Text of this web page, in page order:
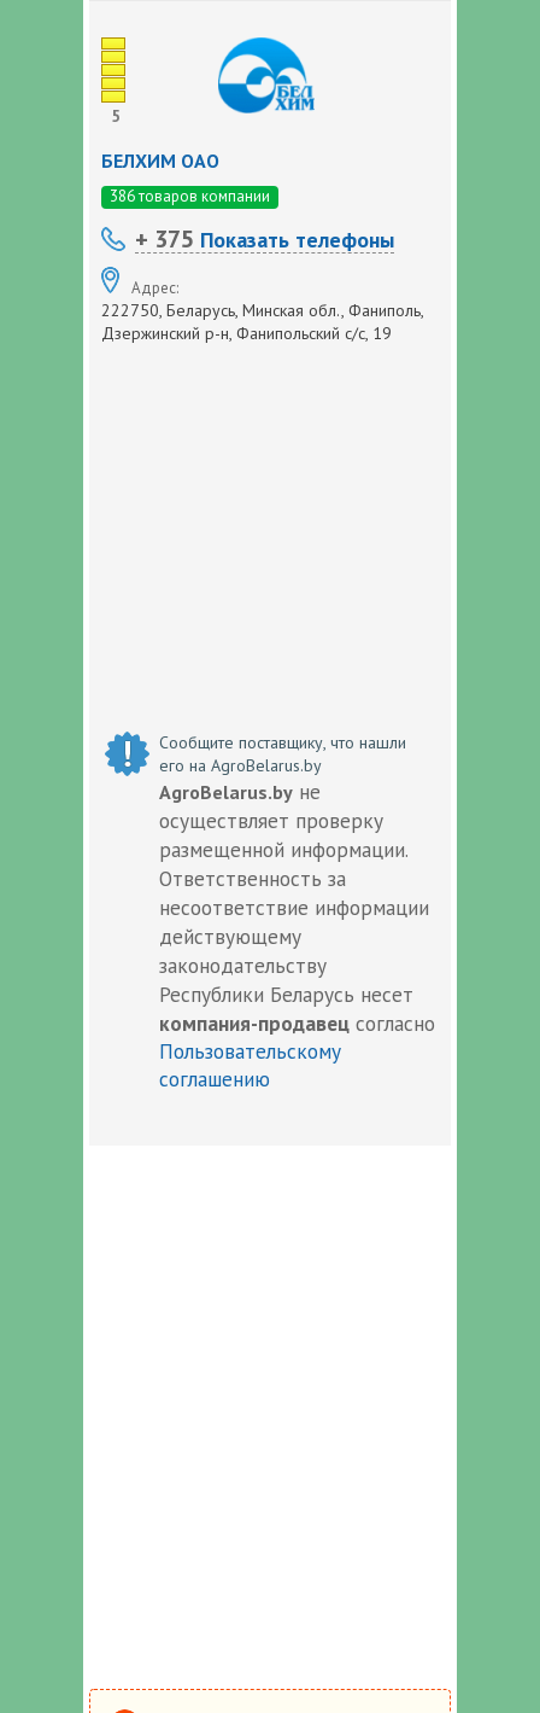
5
БЕЛХИМ ОАО
386 товаров компании
+ 375 Показать телефоны
Адрес:
222750, Беларусь, Минская обл., Фаниполь,
Дзержинский р-н, Фанипольский с/с, 19
Сообщите поставщику, что нашли
его на AgroBelarus.by
AgroBelarus.by не
осуществляет проверку
размещенной информации.
Ответственность за
несоответствие информации
действующему
законодательству
Республики Беларусь несет
компания-продавец согласно
Пользовательскому
соглашению